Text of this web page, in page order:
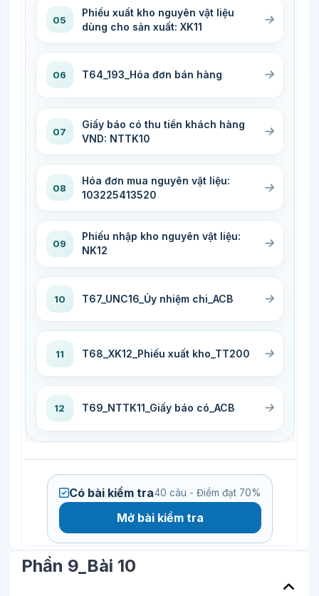
05
Phiếu xuất kho nguyên vật liệu
dùng cho sản xuất: XK11
06 T64_193_Hóa đơn bán hàng
07
Giấy báo có thu tiền khách hàng
VND: NTTK10
08
Hóa đơn mua nguyên vật liệu:
103225413520
09
Phiếu nhập kho nguyên vật liệu:
NK12
10 T67_UNC16_Ủy nhiệm chi_ACB
11 T68_XK12_Phiếu xuất kho_TT200
12 T69_NTTK11_Giấy báo có_ACB
Có bài kiểm tra40 câu - Điểm đạt 70%
Mở bài kiểm tra
Phần 9_Bài 10